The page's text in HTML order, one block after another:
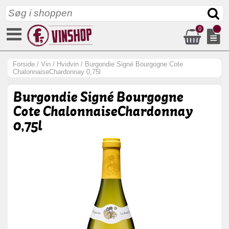
0
Forside / Vin / Hvidvin / Burgondie Signé Bourgogne Cote
ChalonnaiseChardonnay 0,75l
Burgondie Signé Bourgogne
Cote ChalonnaiseChardonnay
0,75l